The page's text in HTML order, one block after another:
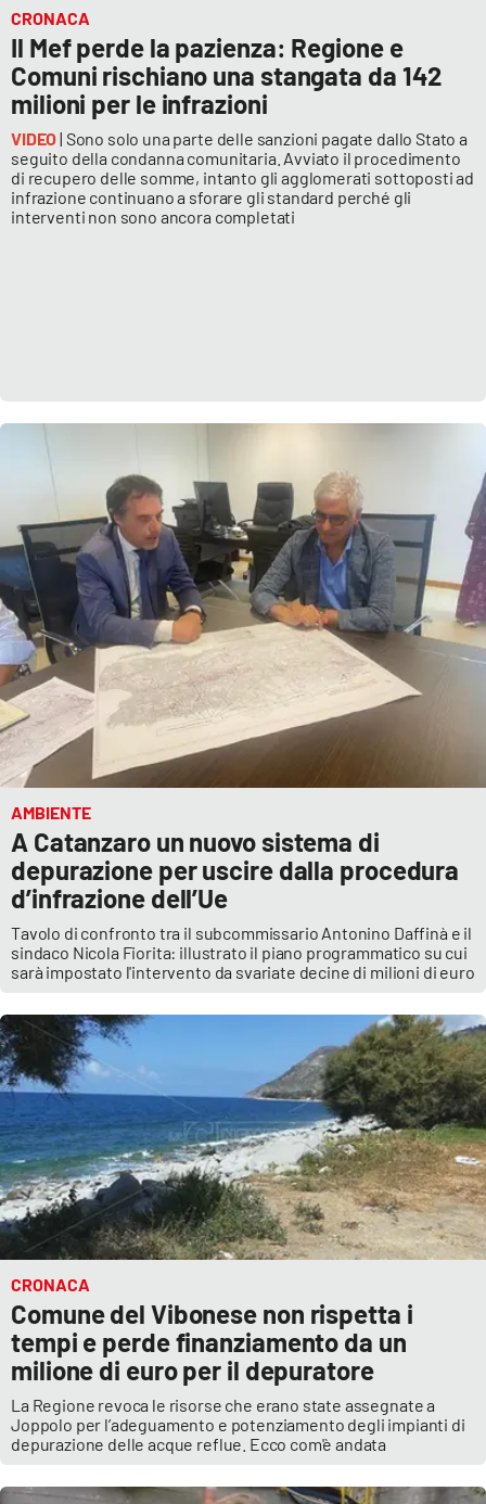
CRONACA
Il Mef perde la pazienza: Regione e
Comuni rischiano una stangata da 142
milioni per le infrazioni
VIDEO| Sono solo una parte delle sanzioni pagate dallo Stato a
seguito della condanna comunitaria. Avviato il procedimento
di recupero delle somme, intanto gli agglomerati sottoposti ad
infrazione continuano a sforare gli standard perché gli
interventi non sono ancora completati
AMBIENTE
A Catanzaro un nuovo sistema di
depurazione per uscire dalla procedura
d’infrazione dell’Ue
Tavolo di confronto tra il subcommissario Antonino Daffinà e il
sindaco Nicola Fiorita: illustrato il piano programmatico su cui
sarà impostato l'intervento da svariate decine di milioni di euro
CRONACA
Comune del Vibonese non rispetta i
tempi e perde finanziamento da un
milione di euro per il depuratore
La Regione revoca le risorse che erano state assegnate a
Joppolo per l’adeguamento e potenziamento degli impianti di
depurazione delle acque reflue. Ecco com'è andata